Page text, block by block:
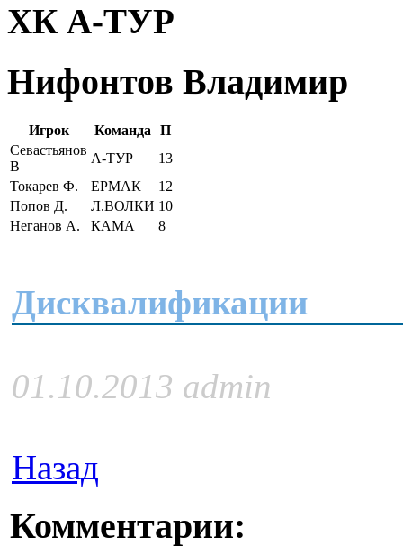
ХК А-ТУР
Нифонтов Владимир
Игрок Команда
П
Севастьянов
В
А-ТУР
13
Токарев Ф.
ЕРМАК
12
Попов Д.
Л.ВОЛКИ 10
Неганов А.
КАМА 8
Дисквалификации
01.10.2013 admin
Назад
Комментарии: